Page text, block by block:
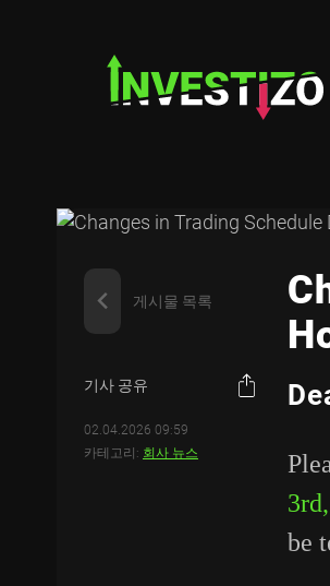
게시물 목록
기사 공유
02.04.2026 09:59
카테고리: 회사 뉴스
be